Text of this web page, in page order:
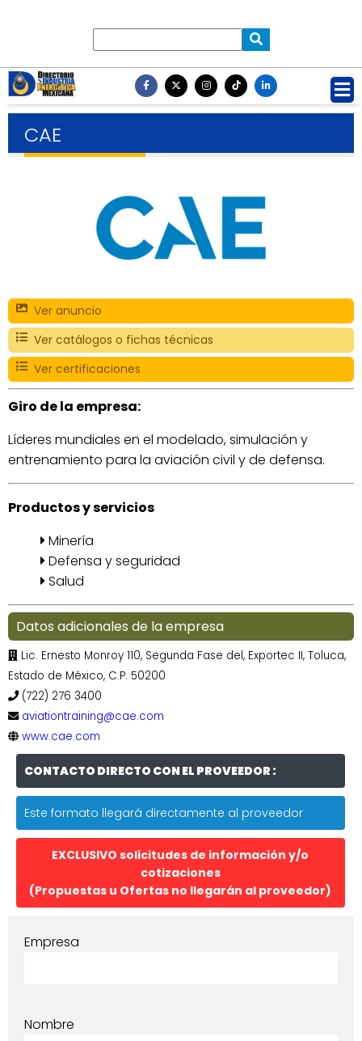
CAE
Ver anuncio
Ver catálogos o fichas técnicas
Ver certificaciones
Giro de la empresa:
Líderes mundiales en el modelado, simulación y
entrenamiento para la aviación civil y de defensa.
Productos y servicios
Minería
Defensa y seguridad
Salud
Datos adicionales de la empresa
Lic. Ernesto Monroy 110, Segunda Fase del, Exportec II, Toluca,
Estado de México, C.P. 50200
(722) 276 3400
aviationtraining@cae.com
www.cae.com
CONTACTO DIRECTO CON EL PROVEEDOR :
Este formato llegará directamente al proveedor
EXCLUSIVO solicitudes de información y/o
cotizaciones
(Propuestas u Ofertas no llegarán al proveedor)
Empresa
Nombre